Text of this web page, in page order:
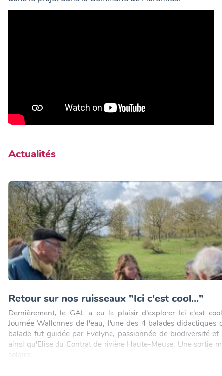
Actualités
Retour sur nos ruisseaux "Ici c'est cool..."
Dernièrement, le GAL a eu le plaisir d'explorer Ici c'est
Journée Wallonnes de l'eau, l'une des 4 balades didactiques
balade fut guidée par Evelyne, passionnée de biodiversité et
ainsi qu'Elise du Contrat de rivière Haute-Meuse. Une sortie
solaire.